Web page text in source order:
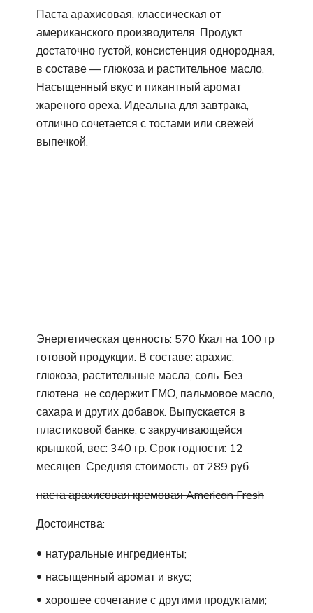
Паста арахисовая, классическая от
американского производителя. Продукт
достаточно густой, консистенция однородная,
в составе — глюкоза и растительное масло.
Насыщенный вкус и пикантный аромат
жареного ореха. Идеальна для завтрака,
отлично сочетается с тостами или свежей
выпечкой.
Энергетическая ценность: 570 Ккал на 100 гр
готовой продукции. В составе: арахис,
глюкоза, растительные масла, соль. Без
глютена, не содержит ГМО, пальмовое масло,
сахара и других добавок. Выпускается в
пластиковой банке, с закручивающейся
крышкой, вес: 340 гр. Срок годности: 12
месяцев. Средняя стоимость: от 289 руб.
паста арахисовая кремовая American Fresh
Достоинства:
натуральные ингредиенты;
насыщенный аромат и вкус;
хорошее сочетание с другими продуктами;